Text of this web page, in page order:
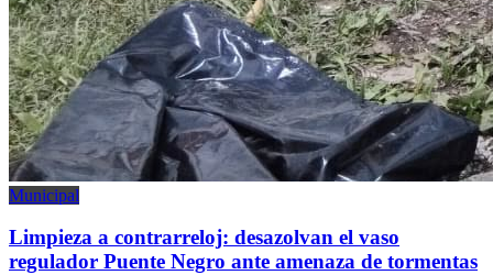
Municipal
Limpieza a contrarreloj: desazolvan el vaso
regulador Puente Negro ante amenaza de tormentas